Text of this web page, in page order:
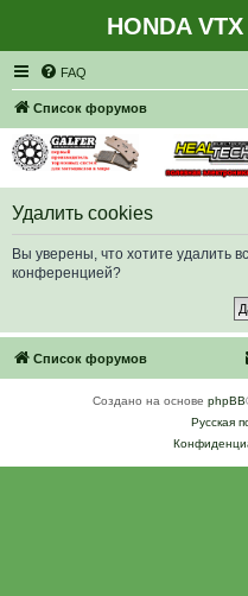
HONDA
FAQ
Список форумов
Удалить cookies
Вы уверены, что хотите удалить
конференцией?
Список форумов
Создано на основе phpBB
Русская